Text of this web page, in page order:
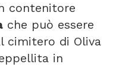
contenitore
che può essere
cimitero di Oliva
in